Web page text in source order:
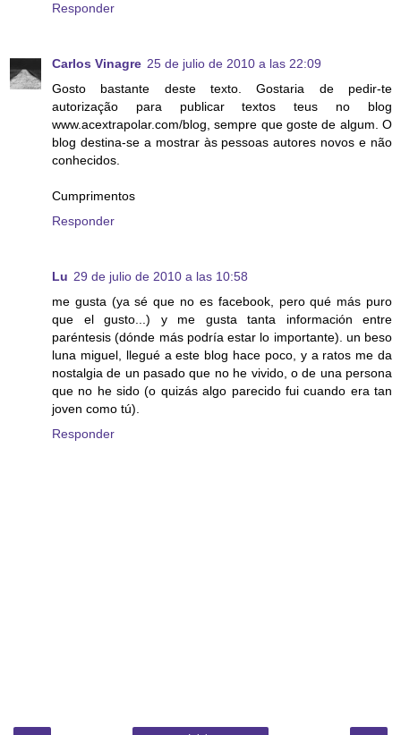
Responder
Carlos Vinagre 25 de julio de 2010 a las 22:09
Gosto bastante deste texto. Gostaria de pedir-te
autorização para publicar textos teus no blog
www.acextrapolar.com/blog, sempre que goste de algum. O
blog destina-se a mostrar às pessoas autores novos e não
conhecidos.
Cumprimentos
Responder
Lu 29 de julio de 2010 a las 10:58
me gusta (ya sé que no es facebook, pero qué más puro
que el gusto...) y me gusta tanta información entre
paréntesis (dónde más podría estar lo importante). un beso
luna miguel, llegué a este blog hace poco, y a ratos me da
nostalgia de un pasado que no he vivido, o de una persona
que no he sido (o quizás algo parecido fui cuando era tan
joven como tú).
Responder